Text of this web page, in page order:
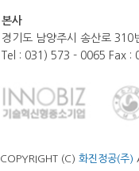
본사
경기도 남양주시 송산로 310
Tel : 031) 573 - 0065 Fax
COPYRIGHT (C)화진정공(주)